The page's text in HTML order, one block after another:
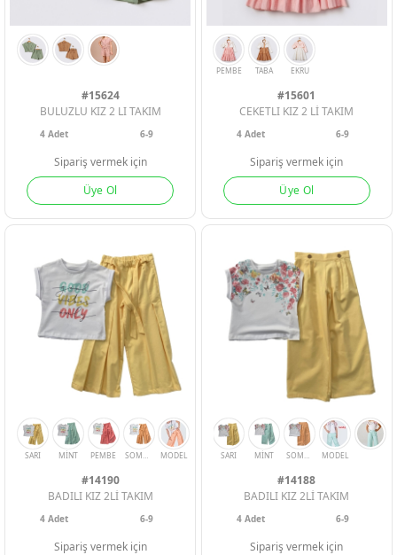
BEJ EKRU MİNT YESIL TAS
#15624
BULUZLU KIZ 2 LI TAKIM
4Adet 6-9
Sipariş vermek için
Üye Ol
PEMBE TABA EKRU
#15601
CEKETLI KIZ 2 Lİ TAKIM
4 Adet 6-9
Sipariş vermek için
Üye Ol
#14190
BADILI KIZ 2Lİ TAKIM
4Adet 6-9
Sipariş vermek için
#14188
BADILI KIZ 2Lİ TAKIM
4 Adet 6-9
Sipariş vermek için